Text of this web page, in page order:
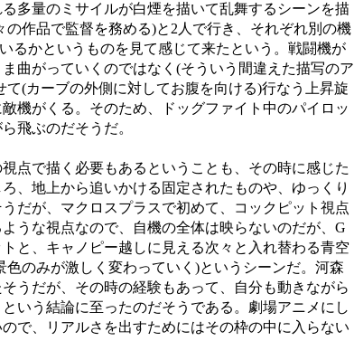
多量のミサイルが白煙を描いて乱舞するシーンを描
作品で監督を務める)と2人で行き、それぞれ別の機
るかというものを見て感じて来たという。戦闘機が
曲がっていくのではなく(そういう間違えた描写のア
(カーブの外側に対してお腹を向ける)行なう上昇旋
機がくる。そのため、ドッグファイト中のパイロッ
飛ぶのだそうだ。
点で描く必要もあるということも、その時に感じた
、地上から追いかける固定されたものや、ゆっくり
だが、マクロスプラスで初めて、コックピット視点
うな視点なので、自機の全体は映らないのだが、G
と、キャノピー越しに見える次々と入れ替わる青空
のみが激しく変わっていく)というシーンだ。河森
うだが、その時の経験もあって、自分も動きながら
いう結論に至ったのだそうである。劇場アニメにし
で、リアルさを出すためにはその枠の中に入らない